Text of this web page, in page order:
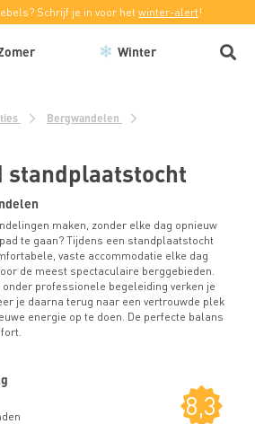
Schrijf je in voor het winter-alert!
Winter
Bergwandelen
standplaatstocht
maken, zonder elke dag opnieuw
te gaan? Tijdens een standplaatstocht
vaste accommodatie elke dag
de meest spectaculaire berggebieden.
onder professionele begeleiding verken je
je daarna terug naar een vertrouwde plek
energie op te doen. De perfecte balans
8,3